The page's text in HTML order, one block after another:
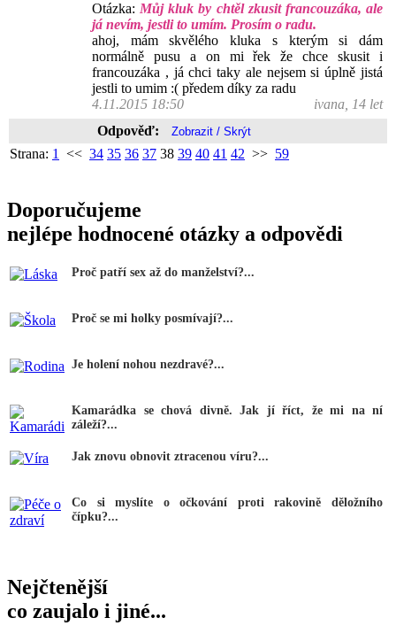
Otázka: Můj kluk by chtěl zkusit francouzáka, ale
já nevím, jestli to umím. Prosím o radu.
ahoj, mám skvělého kluka s kterým si dám
normálně pusu a on mi řek že chce skusit i
francouzáka , já chci taky ale nejsem si úplně jistá
jestli to umim :( předem díky za radu
4.11.2015 18:50
ivana, 14 let
Odpověď:
Strana: 1 << 34 35 36 37 38 39 40 41 42 >> 59
Doporučujeme
nejlépe hodnocené otázky a odpovědi
Proč patří sex až do manželství?...
Proč se mi holky posmívají?...
Je holení nohou nezdravé?...
Kamarádka se chová divně. Jak jí říct, že mi na ní
záleží?...
Jak znovu obnovit ztracenou víru?...
Co si myslíte o očkování proti rakovině děložního
čípku?...
Nejčtenější
co zaujalo i jiné...